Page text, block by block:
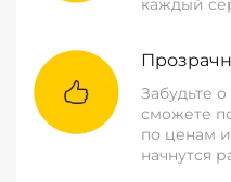
каждый
Забудьте
сможете
по ценам
начнутся